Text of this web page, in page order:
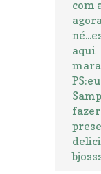
com